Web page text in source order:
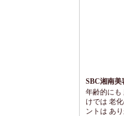
SBC湘南美
年齢的にも
けでは 老
ントは あ